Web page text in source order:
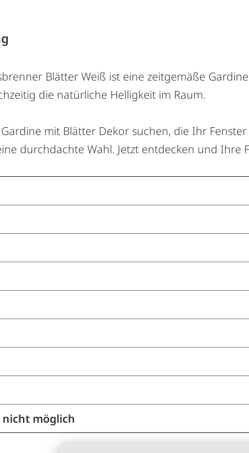
Blätter Weiß ist eine zeitgemäße
die natürliche Helligkeit im Raum.
mit Blätter Dekor suchen, die Ihr
durchdachte Wahl. Jetzt entdecken und Ihre
nicht möglich